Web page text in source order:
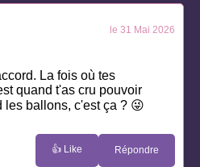
le 31 Mai 2026
La fois où tes
quand t'as cru pouvoir
les ballons, c'est ça ? 😜
👍 Like Répondre